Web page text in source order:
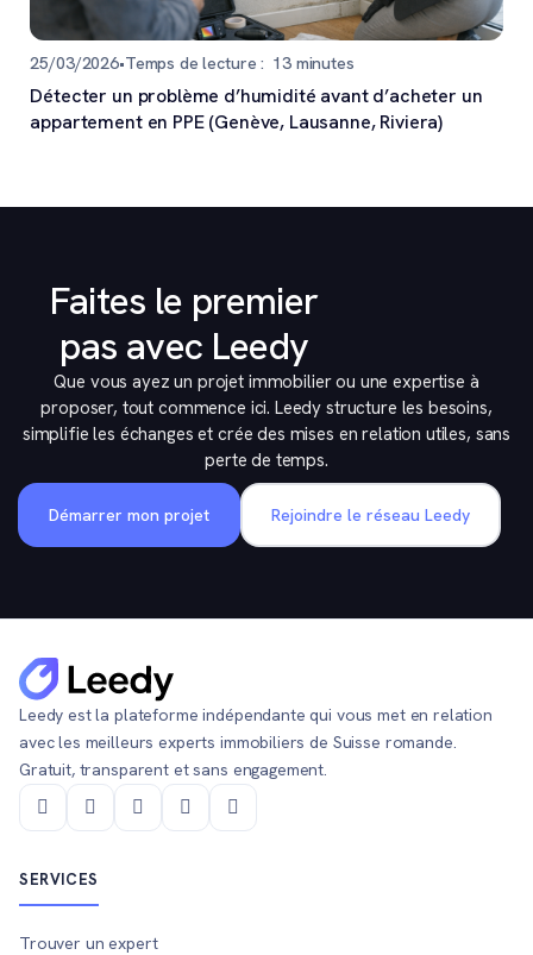
25/03/2026•Temps de lecture : 13minutes
Détecter un problème d’humidité avant d’acheter un
appartement en PPE (Genève, Lausanne, Riviera)
Faites le premier
pas avec Leedy
Que vous ayez un projet immobilier ou une expertise à
proposer, tout commence ici. Leedy structure les besoins,
simplifie les échanges et crée des mises en relation utiles, sans
perte de temps.
Démarrer mon projet Rejoindre le réseau Leedy
Leedy est la plateforme indépendante qui vous met en relation
avec les meilleurs experts immobiliers de Suisse romande.
Gratuit, transparent et sans engagement.
SERVICES
Trouver un expert